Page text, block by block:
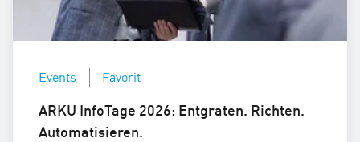
Events Favorit
ARKU InfoTage 2026: Entgraten. Richten.
Automatisieren.